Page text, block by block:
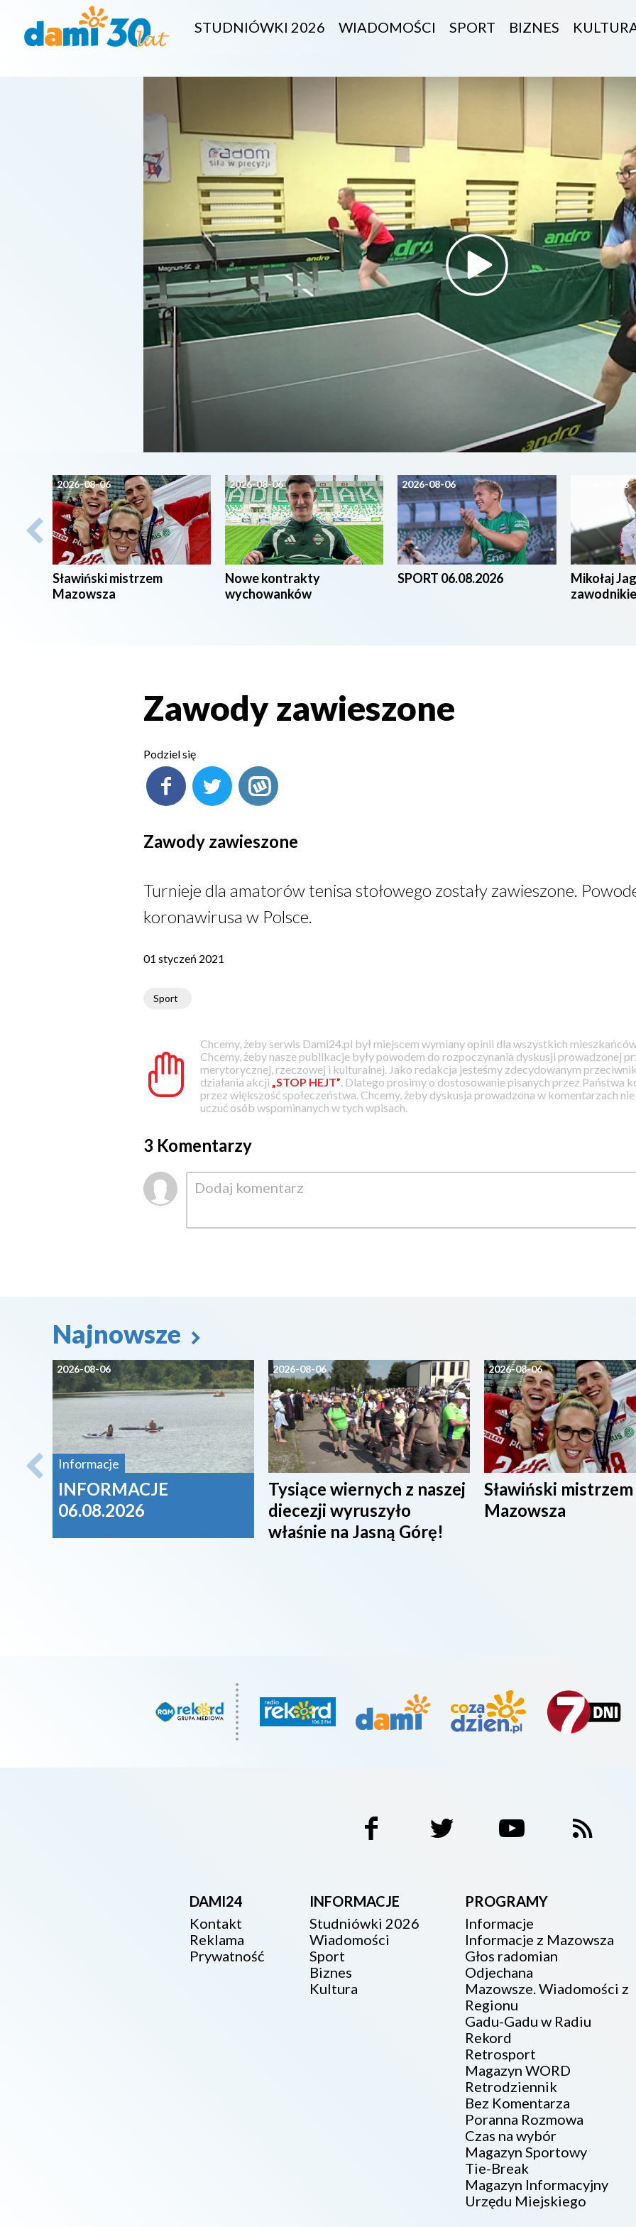
STUDNIÓWKI 2026 WIADOMOŚCI SPORT BIZNES
2026-08-06
Sławiński mistrzem
Mazowsza
2026-08-06
Nowe kontrakty
wychowanków
2026-08-06
SPORT 06.08.2026
2026-08-05
Mikołaj
Zawody zawieszone
Podziel się
Zawody zawieszone
Turnieje dla amatorów tenisa stołowego zostały zawieszone.
koronawirusa w Polsce.
01 styczeń 2021
Sport
Chcemy, żeby serwis Dami24.pl był miejscem wymiany opinii dla wszystkich
Chcemy, żeby nasze publikacje były powodem do rozpoczynania dyskusji prowadzonej
merytorycznej, rzeczowej i kulturalnej. Jako redakcja jesteśmy zdecydowanym
działania akcji „STOP HEJT” . Dlatego prosimy o dostosowanie pisanych przez Państwa
przez większość społeczeństwa. Chcemy, żeby dyskusja prowadzona w komentarzach
uczuć osób wspominanych w tych wpisach.
3 Komentarzy
Najnowsze
2026-08-06
Informacje
INFORMACJE
06.08.2026
2026-08-06
Tysiące wiernych z naszej
diecezji wyruszyło
właśnie na Jasną Górę!
2026-08-06
Sławiński mistrzem
Mazowsza
DAMI24
Kontakt
Reklama
Prywatność
INFORMACJE
Studniówki 2026
Wiadomości
Sport
Biznes
Kultura
PROGRAMY
Informacje
Informacje z Mazowsza
Głos radomian
Odjechana
Mazowsze. Wiadomości z
Regionu
Gadu-Gadu w Radiu
Rekord
Retrosport
Magazyn WORD
Retrodziennik
Bez Komentarza
Poranna Rozmowa
Czas na wybór
Magazyn Sportowy
Tie-Break
Magazyn Informacyjny
Urzędu Miejskiego